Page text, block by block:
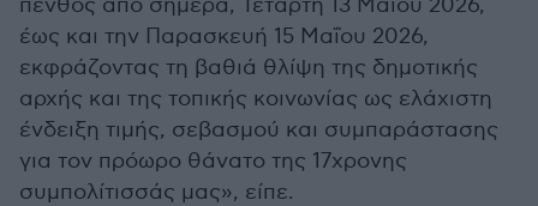
πένθος από σήμερα, Τετάρτη 13 Μαΐου 2026,
έως και την Παρασκευή 15 Μαΐου 2026,
εκφράζοντας τη βαθιά θλίψη της δημοτικής
αρχής και της τοπικής κοινωνίας ως ελάχιστη
ένδειξη τιμής, σεβασμού και συμπαράστασης
για τον πρόωρο θάνατο της 17χρονης
συμπολίτισσάς μας», είπε.